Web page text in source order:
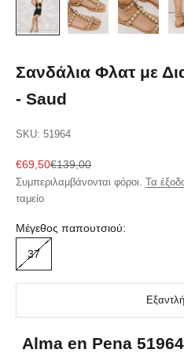
Σανδάλια Φλατ με
- Saud
SKU: 51964
Τιμή πώλησης
€69,50Κανονική τιμή
€139,00
Συμπεριλαμβάνονται φόροι. Τα
ταμείο
Μέγεθος παπουτσιού:
37
Alma en Pena